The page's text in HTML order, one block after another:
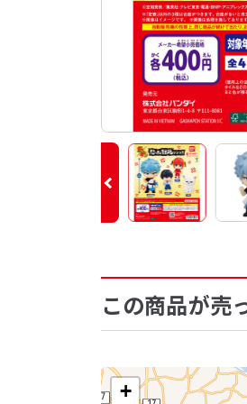
この商品が売
+